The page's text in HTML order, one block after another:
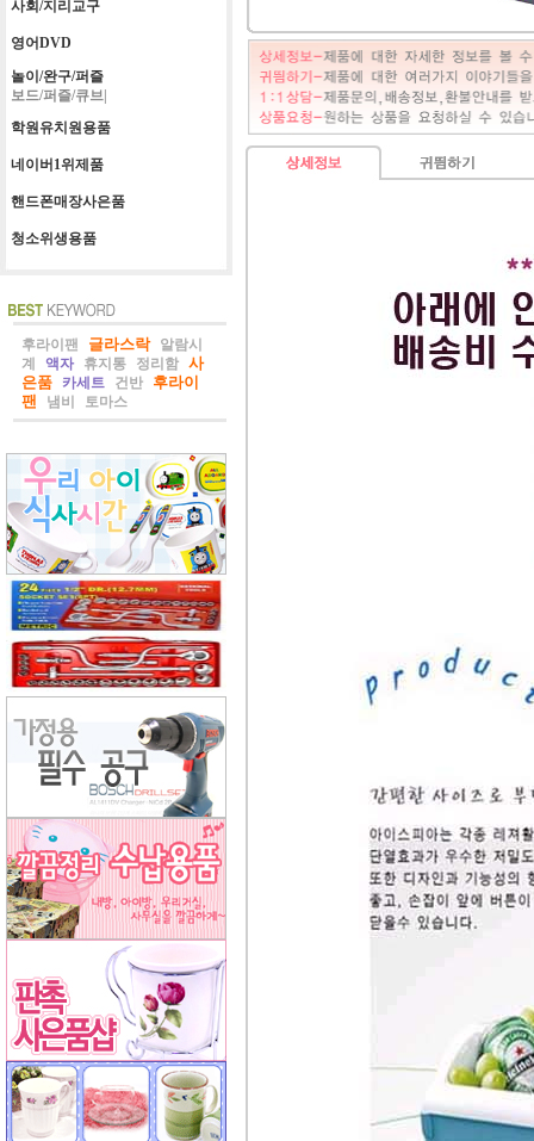
사회/지리교구
영어DVD
놀이/완구/퍼즐
보드/퍼즐/큐브|
학원유치원용품
네이버1위제품
핸드폰매장사은품
청소위생용품
후라이팬 글라스락
알람시
계
액자 휴지통 정리함
사
은품
카세트 건반
후라이
팬
냄비 토마스